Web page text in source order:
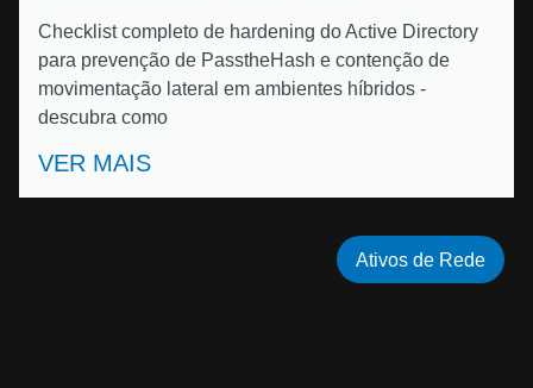
Checklist completo de hardening do Active Directory
para prevenção de PasstheHash e contenção de
movimentação lateral em ambientes híbridos -
descubra como
VER MAIS
Ativos de Rede